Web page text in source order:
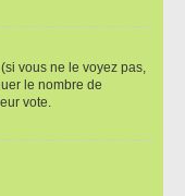
vous ne le voyez pas,
le nombre de
vote.